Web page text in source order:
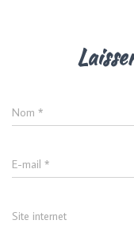
Nom *
E-mail *
Site internet